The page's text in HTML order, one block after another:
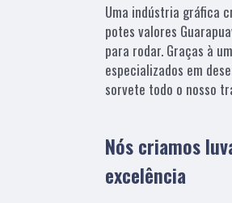
Uma indústria gráfica
potes valores
para rodar. Graças à
especializados em
sorvete todo o nosso
Nós criamos
excelência